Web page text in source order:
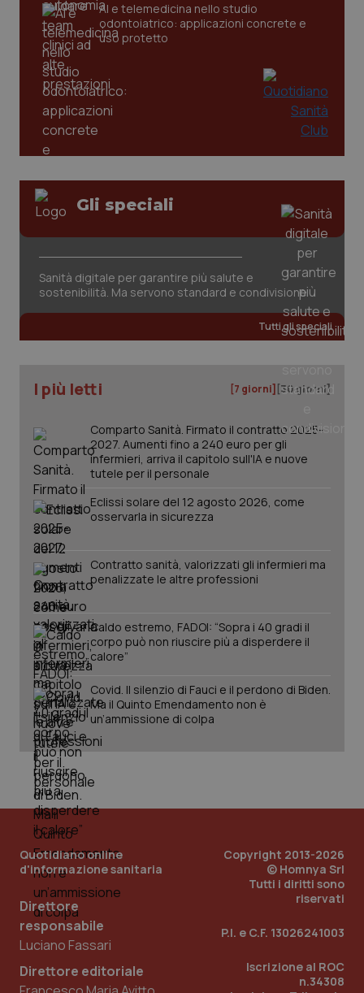
AI e telemedicina nello studio
odontoiatrico: applicazioni concrete e
uso protetto
Gli speciali
Sanità digitale per garantire più salute e
sostenibilità. Ma servono standard e condivisione
Tutti gli speciali
I più letti [7 giorni] [30 giorni]
Comparto Sanità. Firmato il contratto 2025-
2027. Aumenti fino a 240 euro per gli
infermieri, arriva il capitolo sull'IA e nuove
tutele per il personale
Eclissi solare del 12 agosto 2026, come
osservarla in sicurezza
Contratto sanità, valorizzati gli infermieri ma
penalizzate le altre professioni
Caldo estremo, FADOI: “Sopra i 40 gradi il
corpo può non riuscire più a disperdere il
calore”
Covid. Il silenzio di Fauci e il perdono di Biden.
Ma il Quinto Emendamento non è
un’ammissione di colpa
Quotidiano online
d'informazione sanitaria
Direttore
responsabile
Luciano Fassari
Direttore editoriale
Copyright 2013-2026
© Homnya Srl
Tutti i diritti sono
riservati
P.I. e C.F. 13026241003
Iscrizione al ROC
n.34308
tracking-sites-ironfish-
session-id
www.quotidianosanita.it
PHPSESSID
PHP.net
www.quotidianosanita.it
_ga_KM60CM4NPH .quotidianosanita.it
1
mese